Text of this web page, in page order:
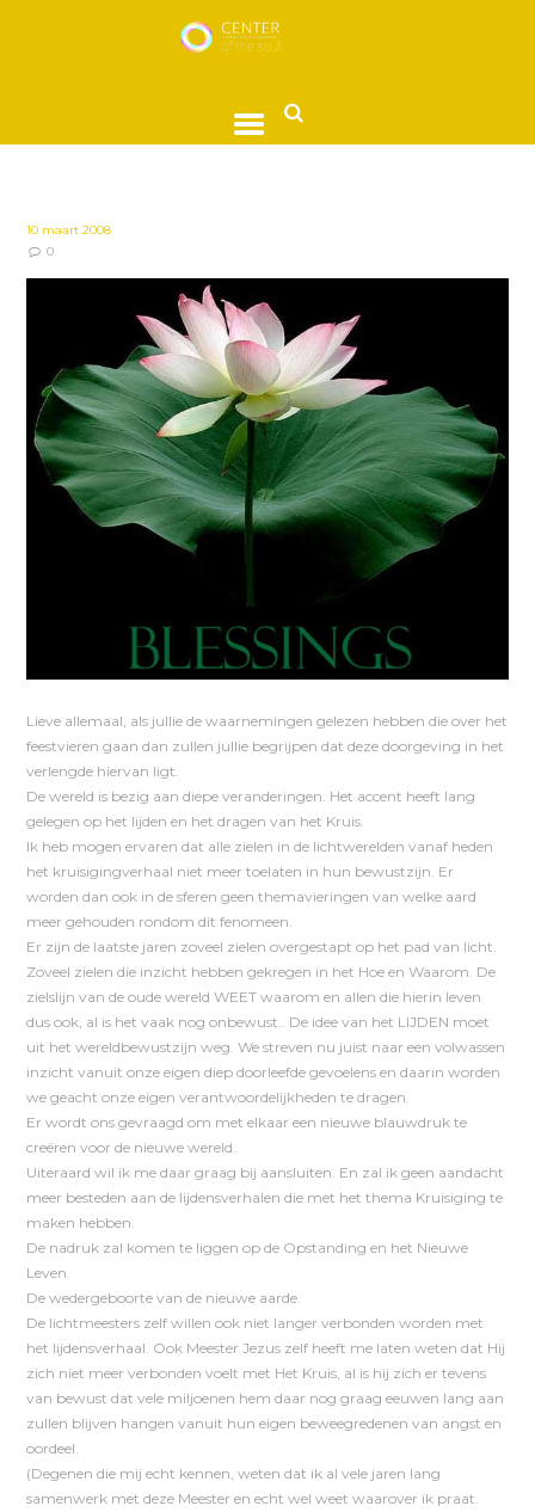
10 maart 2008
0
Lieve allemaal, als jullie de waarnemingen gelezen hebben die over het
feestvieren gaan dan zullen jullie begrijpen dat deze doorgeving in het
verlengde hiervan ligt.
De wereld is bezig aan diepe veranderingen. Het accent heeft lang
gelegen op het lijden en het dragen van het Kruis.
Ik heb mogen ervaren dat alle zielen in de lichtwerelden vanaf heden
het kruisigingverhaal niet meer toelaten in hun bewustzijn. Er
worden dan ook in de sferen geen themavieringen van welke aard
meer gehouden rondom dit fenomeen.
Er zijn de laatste jaren zoveel zielen overgestapt op het pad van licht.
Zoveel zielen die inzicht hebben gekregen in het Hoe en Waarom. De
zielslijn van de oude wereld WEET waarom en allen die hierin leven
dus ook, al is het vaak nog onbewust.. De idee van het LIJDEN moet
uit het wereldbewustzijn weg. We streven nu juist naar een volwassen
inzicht vanuit onze eigen diep doorleefde gevoelens en daarin worden
we geacht onze eigen verantwoordelijkheden te dragen.
Er wordt ons gevraagd om met elkaar een nieuwe blauwdruk te
creëren voor de nieuwe wereld.
Uiteraard wil ik me daar graag bij aansluiten. En zal ik geen aandacht
meer besteden aan de lijdensverhalen die met het thema Kruisiging te
maken hebben.
De nadruk zal komen te liggen op de Opstanding en het Nieuwe
Leven.
De wedergeboorte van de nieuwe aarde.
De lichtmeesters zelf willen ook niet langer verbonden worden met
het lijdensverhaal. Ook Meester Jezus zelf heeft me laten weten dat Hij
zich niet meer verbonden voelt met Het Kruis, al is hij zich er tevens
van bewust dat vele miljoenen hem daar nog graag eeuwen lang aan
zullen blijven hangen vanuit hun eigen beweegredenen van angst en
oordeel.
(Degenen die mij echt kennen, weten dat ik al vele jaren lang
samenwerk met deze Meester en echt wel weet waarover ik praat.